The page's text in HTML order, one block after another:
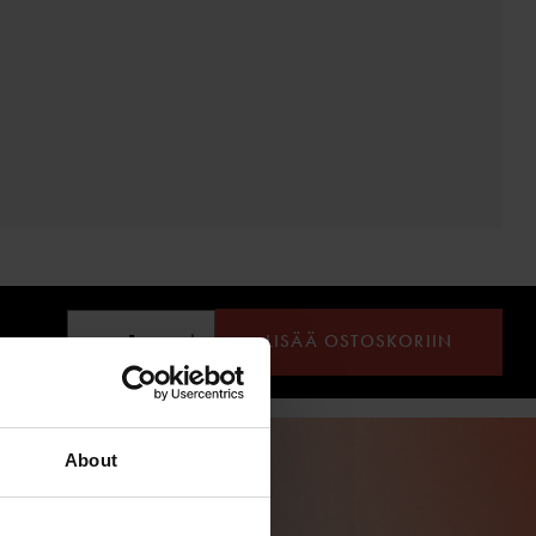
About
LISÄÄ OSTOSKORIIN